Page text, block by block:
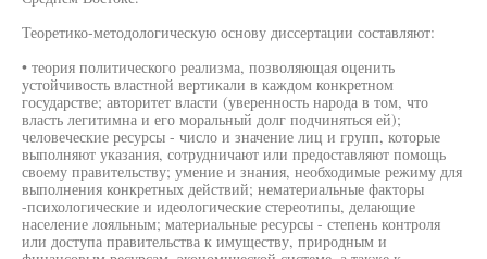
Теоретико-методологическую основу диссертации составляют:
• теория политического реализма, позволяющая оценить
устойчивость властной вертикали в каждом конкретном
государстве; авторитет власти (уверенность народа в том, что
власть легитимна и его моральный долг подчиняться ей);
человеческие ресурсы - число и значение лиц и групп, которые
выполняют указания, сотрудничают или предоставляют помощь
своему правительству; умение и знания, необходимые режиму для
выполнения конкретных действий; нематериальные факторы
-психологические и идеологические стереотипы, делающие
население лояльным; материальные ресурсы - степень контроля
или доступа правительства к имуществу, природным и